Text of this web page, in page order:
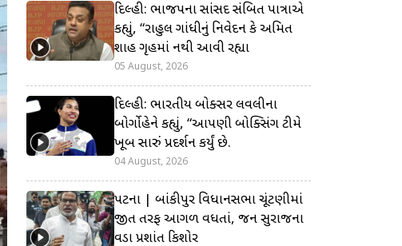
દિલ્હી: ભાજપના સાંસદ સંબિત પાત્રાએ
કહ્યું, “રાહુલ ગાંધીનું નિવેદન કે અમિત
શાહ ગૃહમાં નથી આવી રહ્યા
05 August, 2026
દિલ્હી: ભારતીય બોક્સર લવલીના
બોર્ગોહેને કહ્યું, “આપણી બોક્સિંગ ટીમે
ખૂબ સારું પ્રદર્શન કર્યું છે.
04 August, 2026
પટના | બાંકીપુર વિધાનસભા ચૂંટણીમાં
જીત તરફ આગળ વધતાં, જન સુરાજના
વડા પ્રશાંત કિશોર